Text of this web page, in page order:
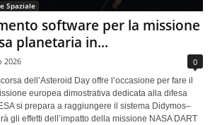
Spaziale
software per la missione
planetaria in...
2026 0
dell’Asteroid Day offre l’occasione per fare il
europea dimostrativa dedicata alla difesa
si prepara a raggiungere il sistema Didymos–
gli effetti dell’impatto della missione NASA DART